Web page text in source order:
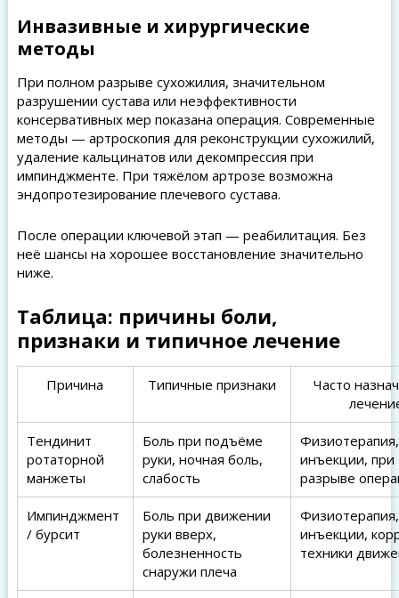
Инвазивные и хирургические
методы
При полном разрыве сухожилия, значительном
разрушении сустава или неэффективности
консервативных мер показана операция. Современные
методы — артроскопия для реконструкции сухожилий,
удаление кальцинатов или декомпрессия при
импинджменте. При тяжёлом артрозе возможна
эндопротезирование плечевого сустава.
После операции ключевой этап — реабилитация. Без
неё шансы на хорошее восстановление значительно
ниже.
Таблица: причины боли,
признаки и типичное лечение
Причина Типичные признаки
Часто
Тендинит
ротаторной
манжеты
Боль при подъёме
руки, ночная боль,
слабость
инъекции, при
разрыве
Импинджмент
/ бурсит
Боль при движении
руки вверх,
болезненность
снаружи плеча
Физиотерапия,
инъекции,
техники